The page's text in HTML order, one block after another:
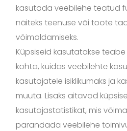
kasutada veebilehe teatud
näiteks teenuse või toote
võimaldamiseks.
Küpsiseid kasutatakse teabe
kohta, kuidas veebilehte
kasutajatele isiklikumaks ja
muuta. Lisaks aitavad
kasutajastatistikat, mis
parandada veebilehe